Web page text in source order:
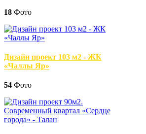
18 Фото
Дизайн проект 103 м2 - ЖК
«Чаллы Яр»
54 Фото